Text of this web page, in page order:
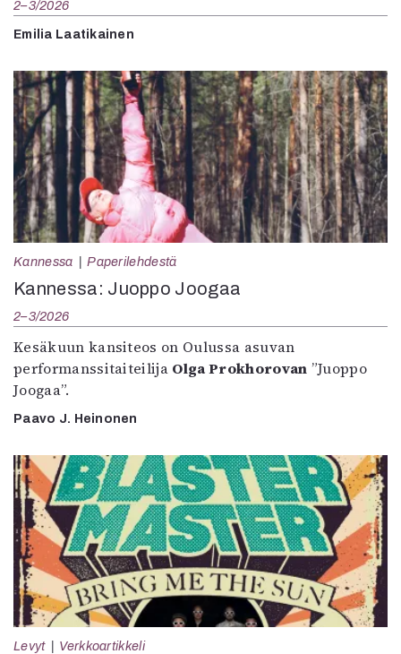
2–3/2026
Emilia Laatikainen
Kannessa Paperilehdestä
Kannessa: Juoppo Joogaa
2–3/2026
Kesäkuun kansiteos on Oulussa asuvan
performanssitaiteilija Olga Prokhorovan ”Juoppo
Joogaa”.
Paavo J. Heinonen
Levyt Verkkoartikkeli